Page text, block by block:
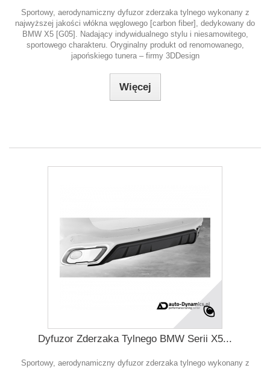
Sportowy, aerodynamiczny dyfuzor zderzaka tylnego wykonany z
najwyższej jakości włókna węglowego [carbon fiber], dedykowany do
BMW X5 [G05]. Nadający indywidualnego stylu i niesamowitego,
sportowego charakteru. Oryginalny produkt od renomowanego,
japońskiego tunera – firmy 3DDesign
Więcej
Dyfuzor Zderzaka Tylnego BMW Serii X5...
Sportowy, aerodynamiczny dyfuzor zderzaka tylnego wykonany z